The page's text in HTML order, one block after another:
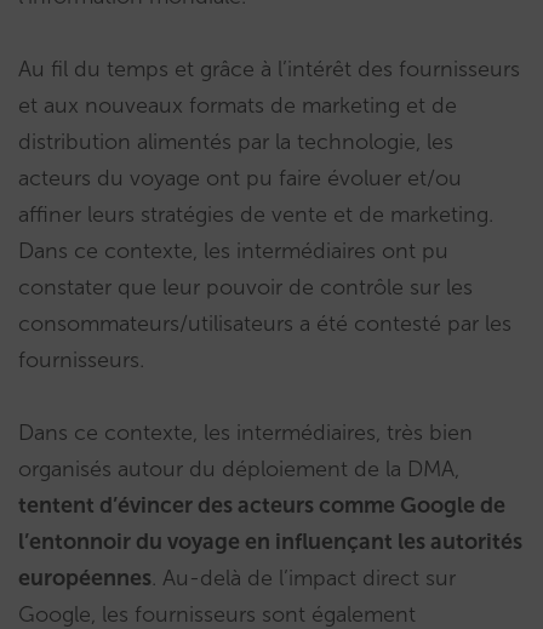
Au fil du temps et grâce à l’intérêt des fournisseurs
et aux nouveaux formats de marketing et de
distribution alimentés par la technologie, les
acteurs du voyage ont pu faire évoluer et/ou
affiner leurs stratégies de vente et de marketing.
Dans ce contexte, les intermédiaires ont pu
constater que leur pouvoir de contrôle sur les
consommateurs/utilisateurs a été contesté par les
fournisseurs.
Dans ce contexte, les intermédiaires, très bien
organisés autour du déploiement de la DMA,
tentent d’évincer des acteurs comme Google de
l’entonnoir du voyage en influençant les autorités
européennes. Au-delà de l’impact direct sur
Google, les fournisseurs sont également